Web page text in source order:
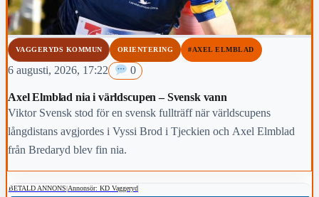
VAGGERYDS KOMMUN ORIENTERING #AXEL ELMBLAD
6 augusti, 2026, 17:22 0
Axel Elmblad nia i världscupen – Svensk vann
Viktor Svensk stod för en svensk fullträff när världscupens
långdistans avgjordes i Vyssi Brod i Tjeckien och Axel Elmblad
från Bredaryd blev fin nia.
BETALD ANNONS|Annonsör: KD Vaggeryd